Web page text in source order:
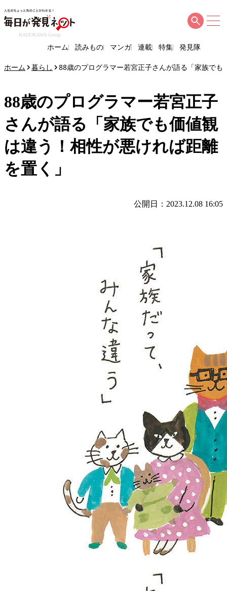
KADOKAWA Group
ホーム 読みもの マンガ 連載 特集 発見隊
ホーム 暮らし 88歳のプログラマー若宮正子さんが語る「家族で
88歳のプログラマー若宮正子
さんが語る「家族でも価値観
は違う！相性が悪ければ距離
を置く」
公開日：2023.12.08 16:05